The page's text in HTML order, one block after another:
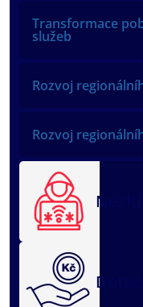
Transformace
služeb
Rozvoj
Rozvoj